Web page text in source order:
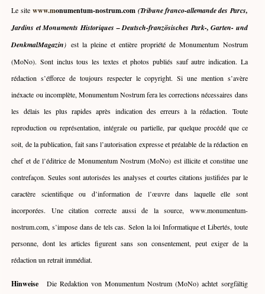
Le site www.monumentum-nostrum.com(Tribune franco-allemande des Parcs,
Jardins et Monuments Historiques – Deutsch-französisches Park-, Garten- und
DenkmalMagazin) est la pleine et entière propriété de Monumentum Nostrum
(MoNo). Sont inclus tous les textes et photos publiés sauf autre indication. La
rédaction s’éfforce de toujours respecter le copyright. Si une mention s’avère
inéxacte ou incomplète, Monumentum Nostrum fera les corrections nécessaires dans
les délais les plus rapides après indication des erreurs à la rédaction.
Toute
reproduction ou représentation, intégrale ou partielle, par quelque procédé que ce
soit, de la publication, fait sans l’autorisation expresse et préalable de la rédaction en
chef et de l’éditrice de Monumentum Nostrum (MoNo) est illicite et constitue une
contrefaçon. Seules sont autorisées les analyses et courtes citations justifiées par le
caractère scientifique ou d’information de l’œuvre dans laquelle elle sont
incorporées. Une citation correcte aussi de la source, www.monumentum-
nostrum.com, s’impose dans de tels cas. Selon la loi Informatique et Libertés, toute
personne, dont les articles figurent sans son consentement, peut exiger de la
rédaction un retrait immédiat.
Hinweise
Die Redaktion von Monumentum Nostrum (MoNo) achtet sorgfältig